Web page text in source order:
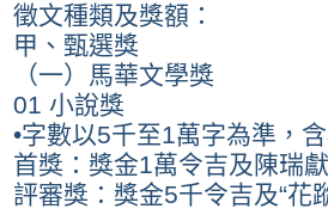
徵文種類及獎額：
甲、甄選獎
（一）馬華文學獎
01 小說獎
•字數以5千至1萬字為準，
首獎：獎金1萬令吉及陳瑞
評審獎：獎金5千令吉及“花